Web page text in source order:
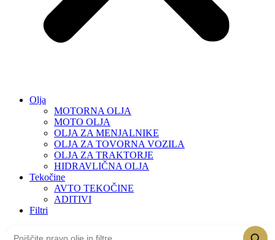
Olja
MOTORNA OLJA
MOTO OLJA
OLJA ZA MENJALNIKE
OLJA ZA TOVORNA VOZILA
OLJA ZA TRAKTORJE
HIDRAVLIČNA OLJA
Tekočine
AVTO TEKOČINE
ADITIVI
Filtri